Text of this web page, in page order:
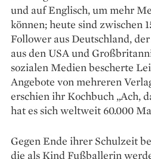
und auf Englisch, um mehr
können; heute sind zwischen
Follower aus Deutschland,
aus den USA und
sozialen Medien bescherte
Angebote von mehreren
erschien ihr Kochbuch „Ach,
hat es sich weltweit 60.000
Gegen Ende ihrer Schulzeit
die als Kind Fußballerin